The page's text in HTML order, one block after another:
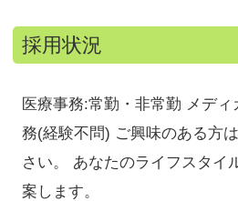
採用状況
医療事務:常勤・非常勤 メデ
務(経験不問) ご興味のある方
さい。 あなたのライフスタイ
案します。